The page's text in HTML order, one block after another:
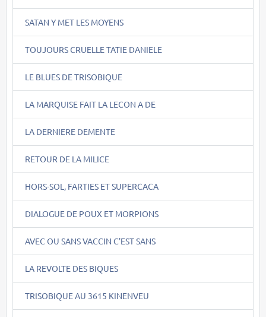
SATAN Y MET LES MOYENS
TOUJOURS CRUELLE TATIE DANIELE
LE BLUES DE TRISOBIQUE
LA MARQUISE FAIT LA LECON A DE
LA DERNIERE DEMENTE
RETOUR DE LA MILICE
HORS-SOL, FARTIES ET SUPERCACA
DIALOGUE DE POUX ET MORPIONS
AVEC OU SANS VACCIN C'EST SANS
LA REVOLTE DES BIQUES
TRISOBIQUE AU 3615 KINENVEU